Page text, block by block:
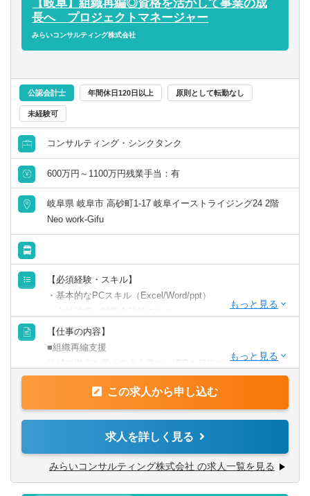
弥生会計、達人、マネーフォワード、freee
かせします。
■お客様とのやりとりはチャットワークを利用、それ以外に
もサイボウズのkintoneを利用しており、ICTツールを積極
的に導入しています。
■zoomなども利用し、遠隔地からの支援、テレワークも積
極導入しています。
（週3以上、自宅からテレワークしている税理士もいます）
【岐阜】組織再編◎資格を活かして事業の成
長へ プロジェクトマネージャー
みらいコンサルティング株式会社
公認会計士 年間休日120日以上 原則として転勤なし
未経験可
コンサルティング・シンクタンク
600万円～1100万円残業手当：有
岐阜県 岐阜市 高砂町1-17 岐阜イーストライジング24 2階
Neo work-Gifu
【必須経験・スキル】
・基本的なPCスキル（Excel/Word/ppt）
・事業会社での経営企画部経験のある方
・システムコンサルティング等のプロジェクトマネジャー
・M＆AやFA業務等のコンサルティング業務経験のある方
・税理士／実務経験３年以上（一般事業会社経験尚可）
・税理士試験2科目以上合格者／実務経験５年以上（一般事
業会社経験者尚可）
・公認会計士／実務経験3年以上
【仕事の内容】
■組織再編支援
地域に拠点を置く中小企業や、IPOを目指す成長企業から
上場会社まで、幅広い業種・企業規模のお客さまを対象
に、組織再編コンサルティング業務のプロジェクト推進を
お任せします。
最適な組織再編のプランを共に考え、幅広い視点でお客様
の成長の”実現”を支援します。
この求人から申し込む
求人を詳しく見る
みらいコンサルティング株式会社 の求人一覧を見る
託児所・育児補助
海外赴任の機会あり
MBAホルダー募集
有形商材の求人
管理職求人
オンライン面接／WEB面接（実績あり）
語学
中国語を活かす